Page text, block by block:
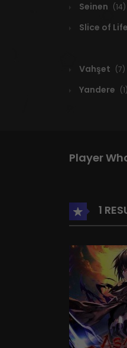
Seinen (14)
Slice of Life
Vahşet (7)
Yandere (1)
Player
1